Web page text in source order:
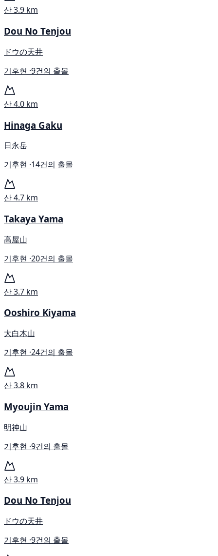
산3.9 km
Dou No Tenjou
ドウの天井
기후현 ·9건의 출몰
산4.0 km
Hinaga Gaku
日永岳
기후현 ·14건의 출몰
산4.7 km
Takaya Yama
高屋山
기후현 ·20건의 출몰
산3.7 km
Ooshiro Kiyama
大白木山
기후현 ·24건의 출몰
산3.8 km
Myoujin Yama
明神山
기후현 ·9건의 출몰
산3.9 km
Dou No Tenjou
ドウの天井
기후현 ·9건의 출몰